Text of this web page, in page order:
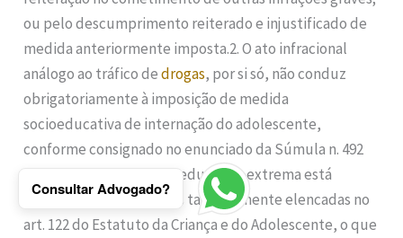
ou pelo descumprimento reiterado e injustificado de
medida anteriormente imposta.2. O ato infracional
análogo ao tráfico dedrogas, por si só, não conduz
obrigatoriamente à imposição de medida
socioeducativa de internação do adolescente,
conforme consignado no enunciado da Súmula n. 492
.3. A medida socioeducativa extrema está
autorizada nas hipóteses taxativamente elencadas no
art. 122 do Estatuto da Criança e do Adolescente, o que
Consultar Advogado?